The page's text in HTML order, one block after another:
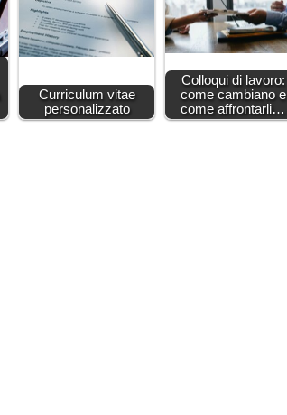
Curriculum vitae
personalizzato
Colloqui di lavoro:
come cambiano e
come affrontarli…